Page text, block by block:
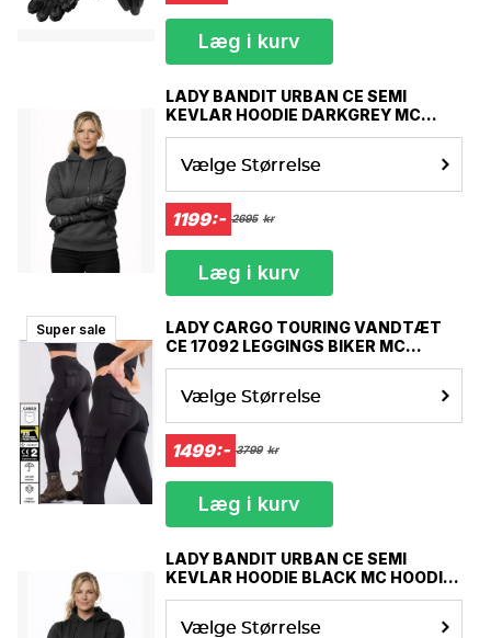
Læg i kurv
LADY BANDIT URBAN CE SEMI
KEVLAR HOODIE DARKGREY MC
HOODIE
Vælge Størrelse
1199:- 2695 kr
Læg i kurv
Super sale
LADY CARGO TOURING VANDTÆT
CE 17092 LEGGINGS BIKER MC
PANTS MCV
Vælge Størrelse
1499:- 3799 kr
Læg i kurv
LADY BANDIT URBAN CE SEMI
KEVLAR HOODIE BLACK MC HOODIE
MCV
Vælge Størrelse